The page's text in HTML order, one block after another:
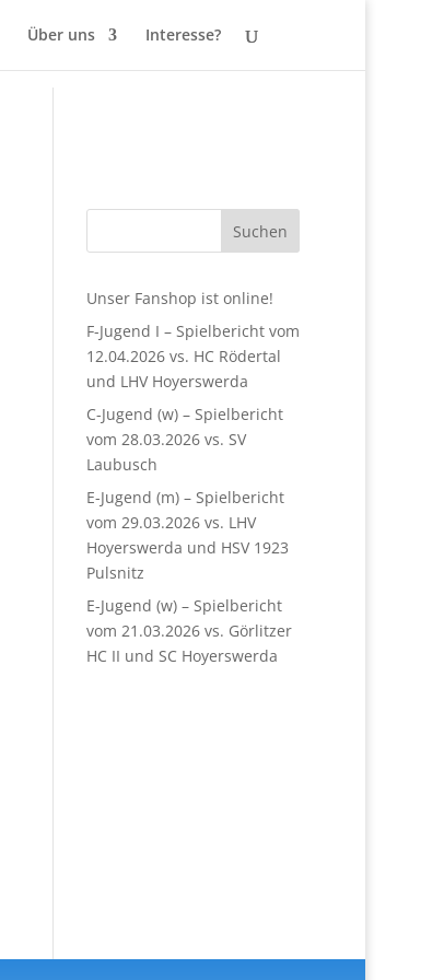
Über uns Interesse?
Suchen
Unser Fanshop ist online!
F-Jugend I – Spielbericht vom
12.04.2026 vs. HC Rödertal
und LHV Hoyerswerda
C-Jugend (w) – Spielbericht
vom 28.03.2026 vs. SV
Laubusch
E-Jugend (m) – Spielbericht
vom 29.03.2026 vs. LHV
Hoyerswerda und HSV 1923
Pulsnitz
E-Jugend (w) – Spielbericht
vom 21.03.2026 vs. Görlitzer
HC II und SC Hoyerswerda